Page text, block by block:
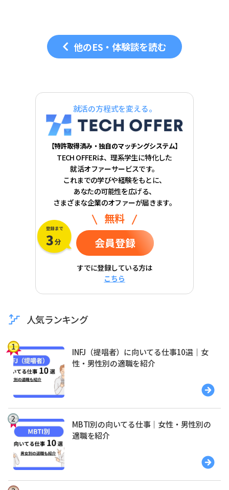
他のES・体験談を読む
就活の方程式を変える。
【特許取得済み・独自のマッチングシステム】
TECH OFFERは、理系学生に特化した
就活オファーサービスです。
これまでの学びや経験をもとに、
あなたの可能性を広げる、
さまざまな企業のオファーが届きます。
無料
会員登録
すでに登録している方は
こちら
人気ランキング
INFJ（提唱者）に向いてる仕事10選｜女
性・男性別の適職を紹介
MBTI別の向いてる仕事｜女性・男性別の
適職を紹介